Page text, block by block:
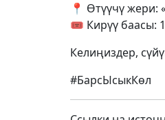
📍 Өтүүчү
🎟 Кирүү баасы:
Келиңиздер,
#БарсЫсыкКөл